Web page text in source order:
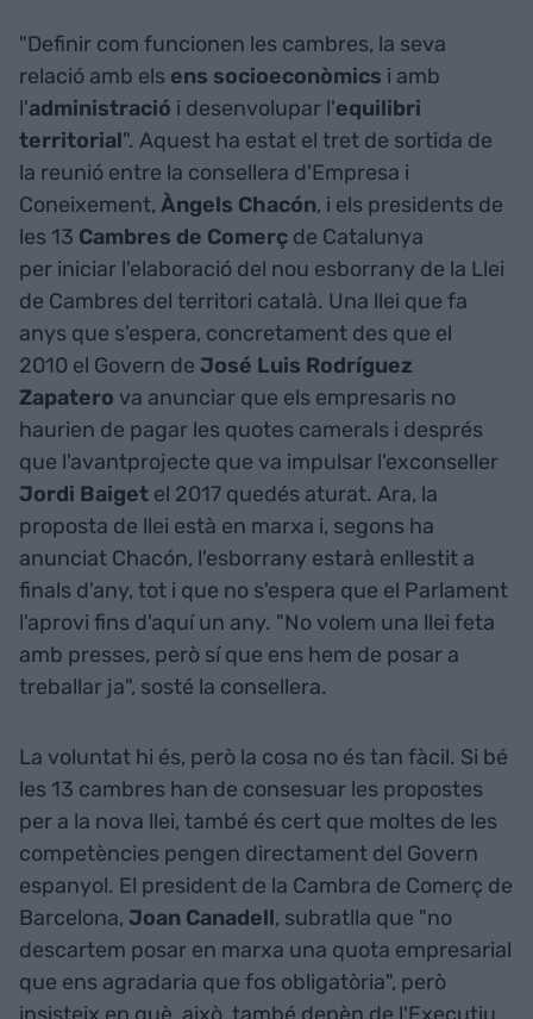
"Definir com funcionen les cambres, la seva
relació amb els ens socioeconòmics i amb
l'administració i desenvolupar l'equilibri
territorial". Aquest ha estat el tret de sortida de
la reunió entre la consellera d'Empresa i
Coneixement, Àngels Chacón, i els presidents de
les 13 Cambres de Comerç de Catalunya
per iniciar l'elaboració del nou esborrany de la Llei
de Cambres del territori català. Una llei que fa
anys que s'espera, concretament des que el
2010 el Govern de José Luis Rodríguez
Zapatero va anunciar que els empresaris no
haurien de pagar les quotes camerals i després
que l'avantprojecte que va impulsar l'exconseller
Jordi Baiget el 2017 quedés aturat. Ara, la
proposta de llei està en marxa i, segons ha
anunciat Chacón, l'esborrany estarà enllestit a
finals d'any, tot i que no s'espera que el Parlament
l'aprovi fins d'aquí un any. "No volem una llei feta
amb presses, però sí que ens hem de posar a
treballar ja", sosté la consellera.
La voluntat hi és, però la cosa no és tan fàcil. Si bé
les 13 cambres han de consesuar les propostes
per a la nova llei, també és cert que moltes de les
competències pengen directament del Govern
espanyol. El president de la Cambra de Comerç de
Barcelona, Joan Canadell, subratlla que "no
descartem posar en marxa una quota empresarial
que ens agradaria que fos obligatòria", però